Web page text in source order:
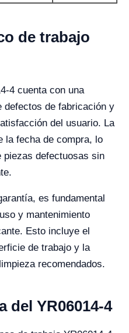
de trabajo
4 cuenta con una
defectos de fabricación y
del usuario. La
la fecha de compra, lo
piezas defectuosas sin
es fundamental
y mantenimiento
Esto incluye el
de trabajo y la
recomendados.
del YR06014-4